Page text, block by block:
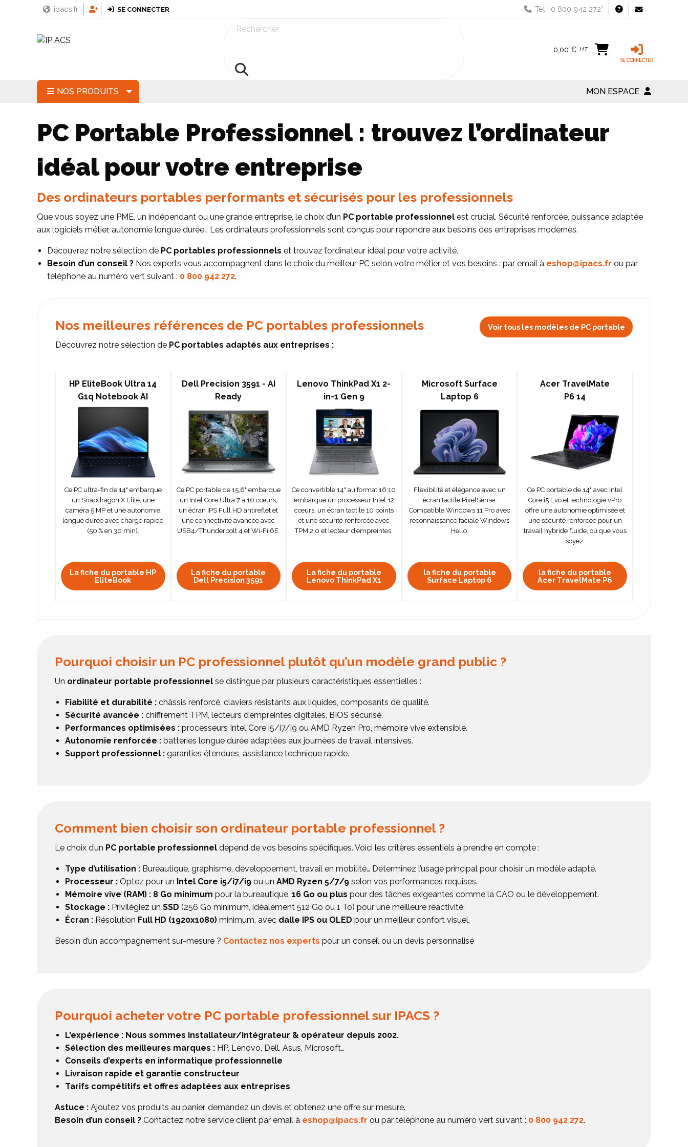
Tel : 0 800 942 272*
ipacs.fr SE CONNECTER
0,00 € HT
Rechercher
NOS PRODUITS MON ESPACE
PC Portable Professionnel : trouvez l’ordinateur
idéal pour votre entreprise
Des ordinateurs portables performants et sécurisés pour les professionnels
Que vous soyez une PME, un indépendant ou une grande entreprise, le choix d’un PC portable professionnel est crucial. Sécurité renforcée, puissance adaptée
aux logiciels métier, autonomie longue durée… Les ordinateurs professionnels sont conçus pour répondre aux besoins des entreprises modernes.
Découvrez notre sélection de PC portables professionnels et trouvez l’ordinateur idéal pour votre activité.
Besoin d’un conseil ? Nos experts vous accompagnent dans le choix du meilleur PC selon votre métier et vos besoins : par email à eshop@ipacs.fr ou par
téléphone au numéro vert suivant : 0 800 942 272.
Nos meilleures références de PC portables professionnels Voir tous les modèles de PC portable
Découvrez notre sélection de PC portables adaptés aux entreprises :
HP EliteBook Ultra 14
G1q Notebook AI
Ce PC ultra-fin de 14" embarque
un Snapdragon X Elite, une
caméra 5 MP et une autonomie
longue durée avec charge rapide
(50 % en 30 min).
La fiche du portable HP
EliteBook
Dell Precision 3591 - AI
Ready
Ce PC portable de 15,6" embarque
un Intel Core Ultra 7 à 16 cœurs,
un écran IPS Full HD antireflet et
une connectivité avancée avec
USB4/Thunderbolt 4 et Wi-Fi 6E.
La fiche du portable
Dell Precision 3591
Lenovo ThinkPad X1 2-
in-1 Gen 9
Ce convertible 14" au format 16:10
embarque un processeur Intel 12
cœurs, un écran tactile 10 points
et une sécurité renforcée avec
TPM 2.0 et lecteur d’empreintes.
La fiche du portable
Lenovo ThinkPad X1
Microsoft Surface
Laptop 6
Flexibilité et élégance avec un
écran tactile PixelSense.
Compatible Windows 11 Pro avec
reconnaissance faciale Windows
Hello.
la fiche du portable
Surface Laptop 6
Acer TravelMate
P6 14
Ce PC portable de 14" avec Intel
Core i5 Evo et technologie vPro
offre une autonomie optimisée et
une sécurité renforcée pour un
travail hybride fluide, où que vous
soyez.
la fiche du portable
Acer TravelMate P6
Pourquoi choisir un PC professionnel plutôt qu’un modèle grand public ?
Un ordinateur portable professionnel se distingue par plusieurs caractéristiques essentielles :
Fiabilité et durabilité : châssis renforcé, claviers résistants aux liquides, composants de qualité.
Sécurité avancée : chiffrement TPM, lecteurs d’empreintes digitales, BIOS sécurisé.
Performances optimisées : processeurs Intel Core i5/i7/i9 ou AMD Ryzen Pro, mémoire vive extensible.
Autonomie renforcée : batteries longue durée adaptées aux journées de travail intensives.
Support professionnel : garanties étendues, assistance technique rapide.
Comment bien choisir son ordinateur portable professionnel ?
Le choix d’un PC portable professionnel dépend de vos besoins spécifiques. Voici les critères essentiels à prendre en compte :
Type d’utilisation : Bureautique, graphisme, développement, travail en mobilité… Déterminez l’usage principal pour choisir un modèle adapté.
Processeur : Optez pour un Intel Core i5/i7/i9 ou un AMD Ryzen 5/7/9 selon vos performances requises.
Mémoire vive (RAM) : 8 Go minimum pour la bureautique, 16 Go ou plus pour des tâches exigeantes comme la CAO ou le développement.
Stockage : Privilégiez un SSD (256 Go minimum, idéalement 512 Go ou 1 To) pour une meilleure réactivité.
Écran : Résolution Full HD (1920x1080) minimum, avec dalle IPS ou OLED pour un meilleur confort visuel.
Besoin d’un accompagnement sur-mesure ? Contactez nos experts pour un conseil ou un devis personnalisé
Pourquoi acheter votre PC portable professionnel sur IPACS ?
L'expérience : Nous sommes installateur/intégrateur & opérateur depuis 2002.
Sélection des meilleures marques : HP, Lenovo, Dell, Asus, Microsoft…
Conseils d’experts en informatique professionnelle
Livraison rapide et garantie constructeur
Tarifs compétitifs et offres adaptées aux entreprises
Astuce : Ajoutez vos produits au panier, demandez un devis et obtenez une offre sur mesure.
Besoin d’un conseil ? Contactez notre service client par email à eshop@ipacs.fr ou par téléphone au numéro vert suivant : 0 800 942 272.